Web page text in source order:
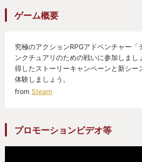
そして、フィールドイベントや特
ながら少しでも今より強い装備を
リ、、ズブリ、、、と深い深い沼
れ、、、もがく間も無くこのサン
地獄から抜け出せなくなっていた。
レイヤーとわいわい共闘したり、
ゲーム性の変化もあり、出来るだ
ゲーム概要
究極のアクションRPGアドベンチャー「
ンクチュアリのための戦いに参加しまし
得したストーリーキャンペーンと新シー
体験しましょう。
from Steam
プロモーションビデオ等